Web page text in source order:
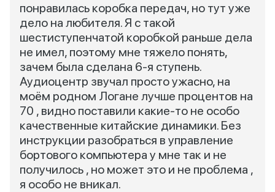
понравилась коробка передач, но тут уже
дело на любителя. Я с такой
шестиступенчатой коробкой раньше дела
не имел, поэтому мне тяжело понять,
зачем была сделана 6-я ступень.
Аудиоцентр звучал просто ужасно, на
моём родном Логане лучше процентов на
70 , видно поставили какие-то не особо
качественные китайские динамики. Без
инструкции разобраться в управление
бортового компьютера у мне так и не
получилось , но может это и не проблема ,
я особо не вникал.